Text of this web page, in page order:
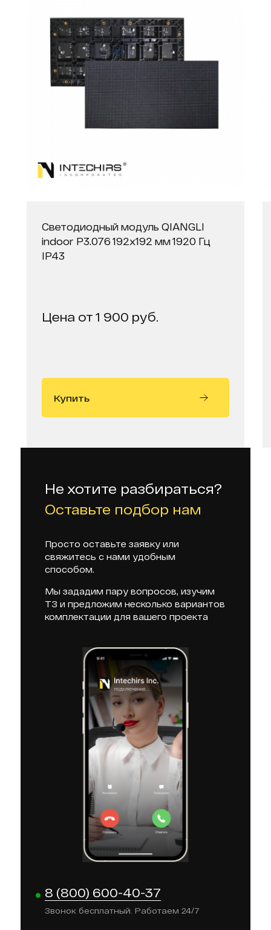
Светодиодный модуль QIANGLI
indoor P3.076 192х192 мм 1920 Гц
IP43
Цена от 1 900 руб.
Купить
Не хотите разбираться?
Оставьте подбор нам
Просто оставьте заявку или
свяжитесь с нами удобным
способом.
Мы зададим пару вопросов, изучим
ТЗ и предложим несколько вариантов
комплектации для вашего проекта
8 (800) 600-40-37
Звонок бесплатный. Работаем 24/7